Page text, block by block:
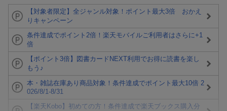
【対象者限定】全ジャンル対象！ポイント最大3倍 おかえ
りキャンペーン
条件達成でポイント2倍！楽天モバイルご利用者はさらに+1
倍
【ポイント3倍】図書カードNEXT利用でお得に読書を楽し
もう♪
本・雑誌在庫あり商品対象！条件達成でポイント最大10倍 2
026/8/1-8/31
【楽天Kobo】初めての方！条件達成で楽天ブックス購入分